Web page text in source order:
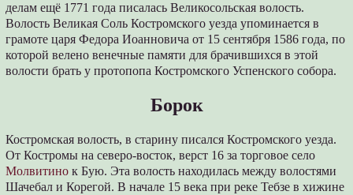
делам ещё 1771 года писалась Великосольская волость.
Волость Великая Соль Костромского уезда упоминается в
грамоте царя Федора Иоанновича от 15 сентября 1586 года, по
которой велено венечные памяти для брачившихся в этой
волости брать у протопопа Костромского Успенского собора.
Борок
Костромская волость, в старину писался Костромского уезда.
От Костромы на северо-восток, верст 16 за торговое село
Молвитино к Бую. Эта волость находилась между волостями
Шачебал и Корегой. В начале 15 века при реке Тебзе в хижине